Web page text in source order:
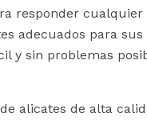
responder
adecuados para
y sin problemas
alicates de alta